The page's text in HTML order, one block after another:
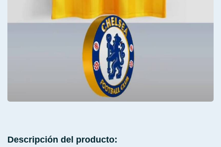
Descripción del producto: